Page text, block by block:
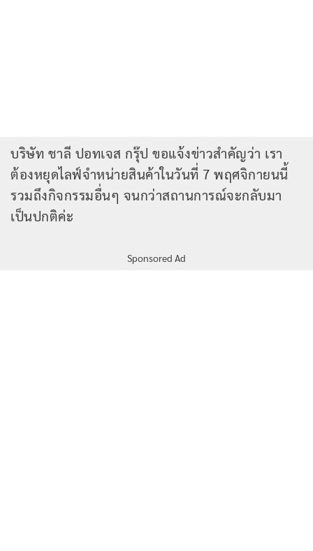
บริษัท ชาลี ปอทเจส กรุ๊ป ขอแจ้งข่าวสำคัญว่า เรา
ต้องหยุดไลฟ์จำหน่ายสินค้าในวันที่ 7 พฤศจิกายนนี้
รวมถึงกิจกรรมอื่นๆ จนกว่าสถานการณ์จะกลับมา
เป็นปกติค่ะ
Sponsored Ad